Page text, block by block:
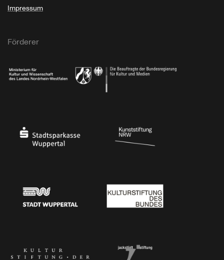
Impressum
Förderer